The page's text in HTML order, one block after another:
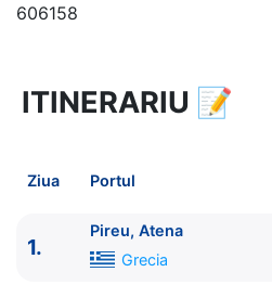
606158
8 zile vacanta de croaziera in
Insulele Grecesti si Turcia -
Plecare pe 30 Aug 2027 din
Royal Caribbean International
ITINERARIU 📝
Ziua Portul
1.
Pireu, Atena
Grecia